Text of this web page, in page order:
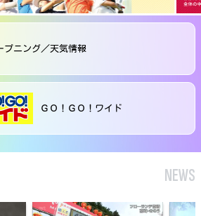
プニング／天気情報
ＧＯ！ＧＯ！ワイド
NEWS